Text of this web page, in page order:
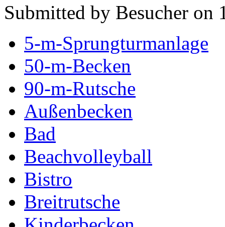
Submitted by Besucher on
5-m-Sprungturmanlage
50-m-Becken
90-m-Rutsche
Außenbecken
Bad
Beachvolleyball
Bistro
Breitrutsche